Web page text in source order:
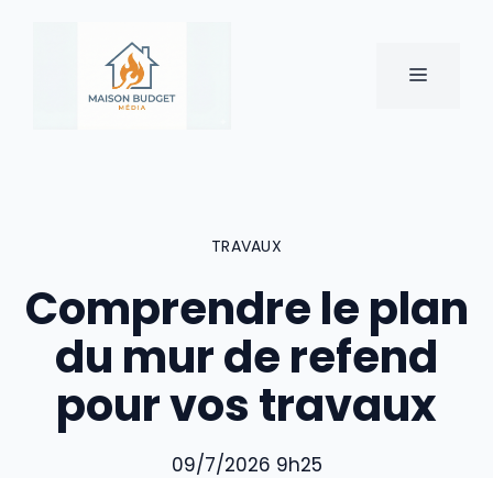
MENU
TRAVAUX
Comprendre le plan
du mur de refend
pour vos travaux
09/7/2026 9h25